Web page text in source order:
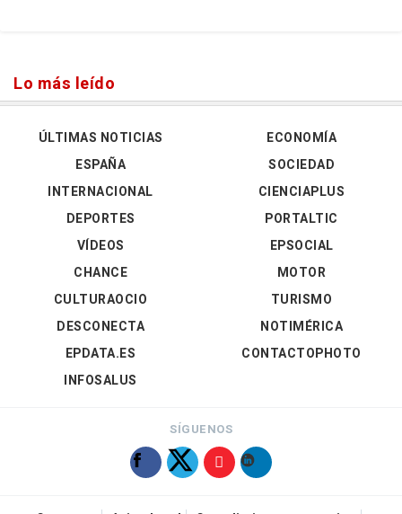
Lo más leído
ÚLTIMAS NOTICIAS
ESPAÑA
INTERNACIONAL
DEPORTES
VÍDEOS
ECONOMÍA
SOCIEDAD
CIENCIAPLUS
PORTALTIC
EPSOCIAL
CHANCE
CULTURAOCIO
DESCONECTA
EPDATA.ES
INFOSALUS
MOTOR
TURISMO
NOTIMÉRICA
CONTACTOPHOTO
SÍGUENOS